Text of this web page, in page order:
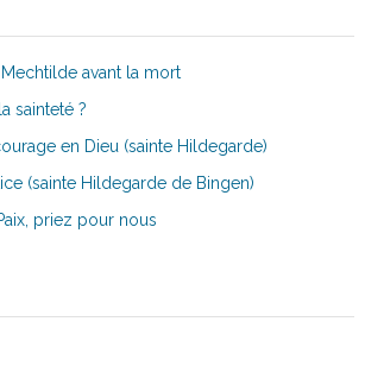
Mechtilde avant la mort
sainteté ?
en Dieu (sainte Hildegarde)
(sainte Hildegarde de Bingen)
priez pour nous